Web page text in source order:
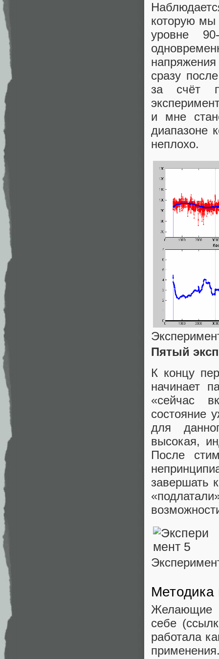
которую
уровне
сразу
за счёт
и мне
диапазоне
неплохо.
Пятый
К концу
начинает
«сейчас
состояние
для
высокая,
После
завершать
Методика
Желающие
себе
работала